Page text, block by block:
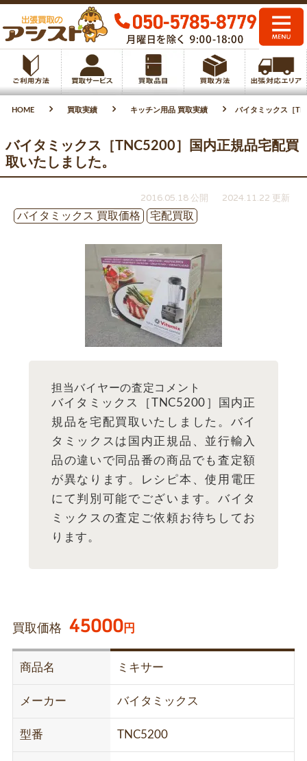
HOME 買取実績 キッチン用品 買取実績 バイタミックス［
バイタミックス［TNC5200］国内正規品宅配買
取いたしました。
2016.05.18 公開
2024.11.22 更新
バイタミックス 買取価格
宅配買取
担当バイヤーの査定コメント
バイタミックス［TNC5200］国内正
規品を宅配買取いたしました。バイ
タミックスは国内正規品、並行輸入
品の違いで同品番の商品でも査定額
が異なります。レシピ本、使用電圧
にて判別可能でございます。バイタ
ミックスの査定ご依頼お待ちしてお
ります。
買取価格 45000円
商品名 ミキサー
メーカー バイタミックス
型番 TNC5200